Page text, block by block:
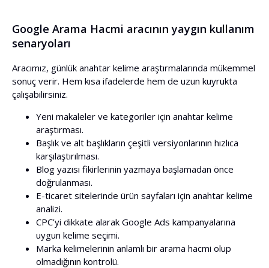
Google Arama Hacmi aracının yaygın kullanım
senaryoları
Aracımız, günlük anahtar kelime araştırmalarında mükemmel
sonuç verir. Hem kısa ifadelerde hem de uzun kuyrukta
çalışabilirsiniz.
Yeni makaleler ve kategoriler için anahtar kelime
araştırması.
Başlık ve alt başlıkların çeşitli versiyonlarının hızlıca
karşılaştırılması.
Blog yazısı fikirlerinin yazmaya başlamadan önce
doğrulanması.
E-ticaret sitelerinde ürün sayfaları için anahtar kelime
analizi.
CPC’yi dikkate alarak Google Ads kampanyalarına
uygun kelime seçimi.
Marka kelimelerinin anlamlı bir arama hacmi olup
olmadığının kontrolü.